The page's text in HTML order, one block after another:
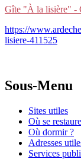
Gîte "À la lisière" -
https://
lisiere-411525
Sous-Menu
Sites utiles
Où se
Où dormir ?
Adresses
Services